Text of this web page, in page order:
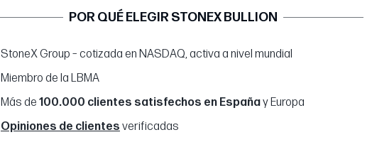
POR QUÉ ELEGIR STONEX BULLION
StoneX Group – cotizada en NASDAQ, activa a nivel mundial
Miembro de la LBMA
Más de 100.000 clientes satisfechos en Españay Europa
Opiniones de clientes verificadas